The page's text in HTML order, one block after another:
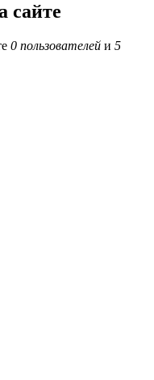
сайте
0 пользователей и 5